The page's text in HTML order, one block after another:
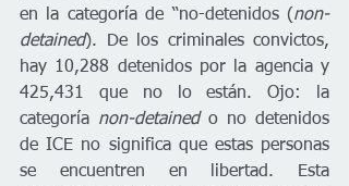
en la categoría de “no-detenidos (non-
detained). De los criminales convictos,
hay 10,288 detenidos por la agencia y
425,431 que no lo están. Ojo: la
categoría non-detained o no detenidos
de ICE no significa que estas personas
se encuentren en libertad. Esta